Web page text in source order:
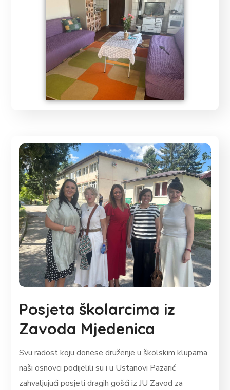
Posjeta školarcima iz
Zavoda Mjedenica
Svu radost koju donese druženje u školskim klupama
naši osnovci podijelili su i u Ustanovi Pazarić
zahvaljujući posjeti dragih gošći iz JU Zavod za